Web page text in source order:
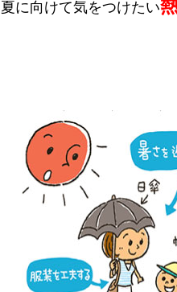
に向けて気をつけたい